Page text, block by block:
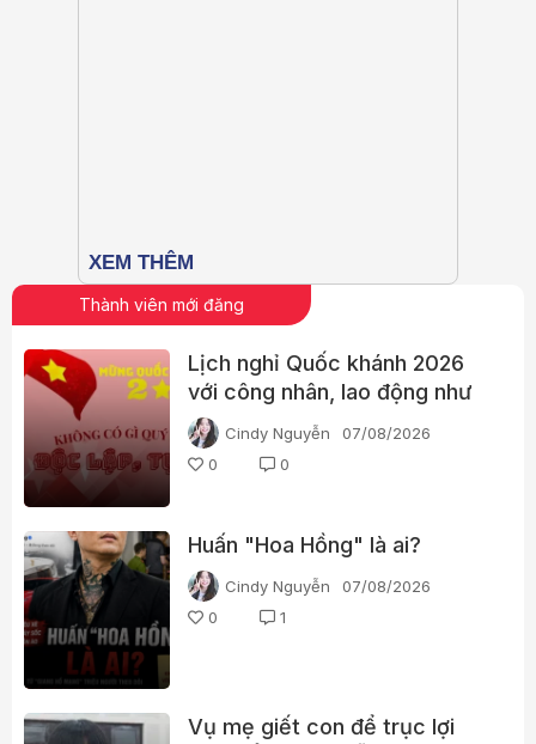
Thành viên mới đăng
Lịch nghỉ Quốc khánh 2026
với công nhân, lao động như
thế nào?Cindy Nguyễn
07/08/2026
0
0
Huấn "Hoa Hồng" là ai?
Cindy Nguyễn
07/08/2026
0
1
Vụ mẹ giết con để trục lợi